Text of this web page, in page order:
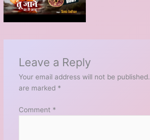
Leave a Reply
Your email address will not be published.
are marked *
Comment *